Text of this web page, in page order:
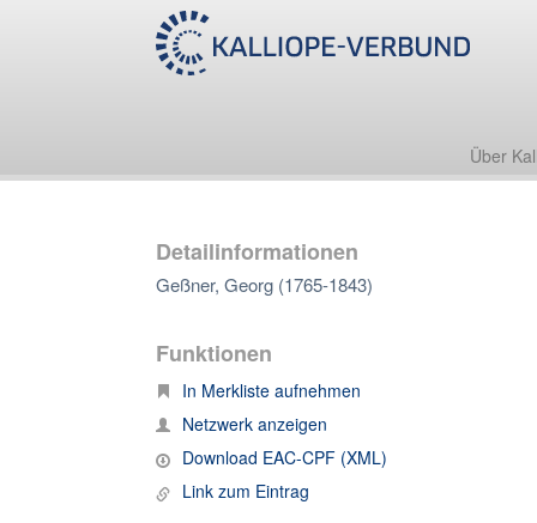
Über
Detailinformationen
Geßner, Georg (1765-1843)
Funktionen
In Merkliste aufnehmen
Netzwerk anzeigen
Download EAC-CPF (XML)
Link zum Eintrag